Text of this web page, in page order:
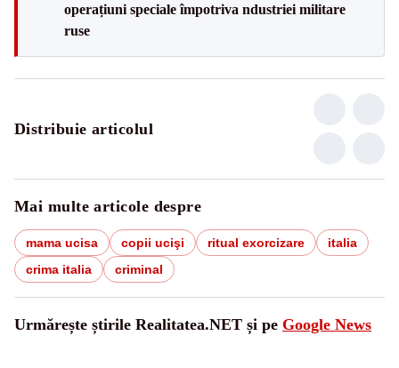
operațiuni speciale împotriva ndustriei militare
ruse
Distribuie articolul
Mai multe articole despre
mama ucisa copii ucişi ritual exorcizare
italia
crima italia
criminal
Urmărește știrile Realitatea.NET și pe Google News